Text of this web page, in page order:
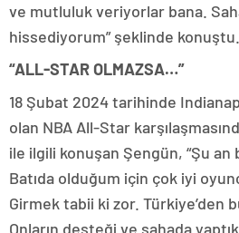
ve mutluluk veriyorlar bana.
hissediyorum” şeklinde konuştu.
“ALL-STAR OLMAZSA…”
18 Şubat 2024 tarihinde
olan NBA All-Star
ile ilgili konuşan Şengün, “Şu an
Batıda olduğum için çok iyi
Girmek tabii ki zor. Türkiye’den
Onların desteği ve sahada